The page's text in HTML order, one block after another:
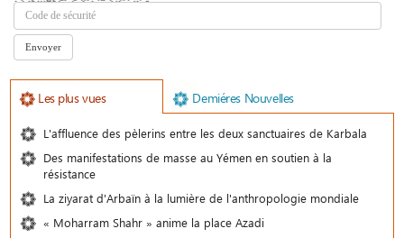
Les plus vues Demiéres Nouvelles
L'affluence des pèlerins entre les deux sanctuaires de Karbala
Des manifestations de masse au Yémen en soutien à la
résistance
La ziyarat d'Arbaïn à la lumière de l'anthropologie mondiale
« Moharram Shahr » anime la place Azadi